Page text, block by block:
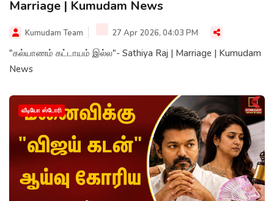
Marriage | Kumudam News
Kumudam Team 27 Apr 2026, 04:03 PM
"கல்யாணம் கட்டாயம் இல்ல"- Sathiya Raj | Marriage | Kumudam
News
வீடியோ ஸ்டோரி